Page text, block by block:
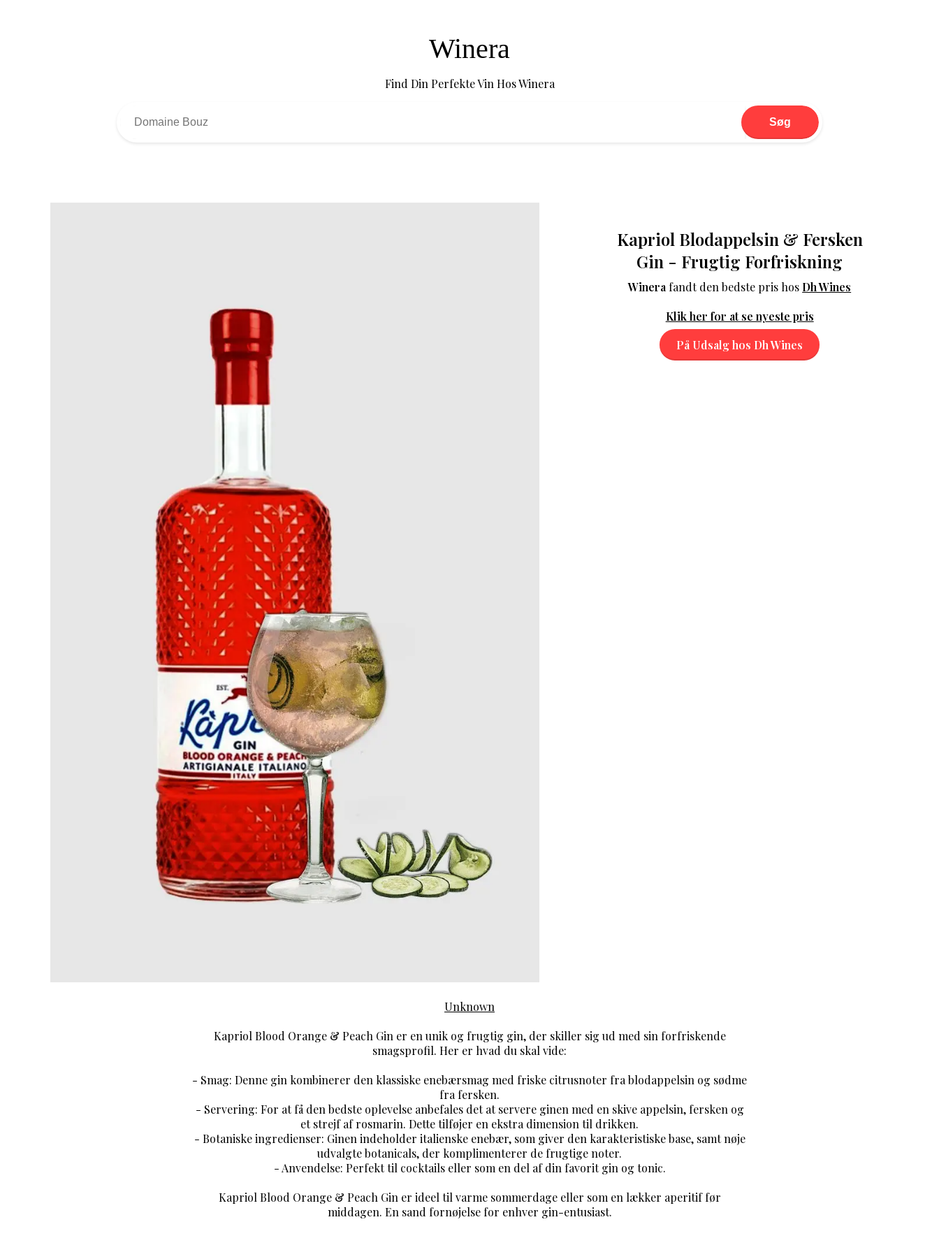
Winera
Find Din Perfekte Vin Hos Winera
Søg
Kapriol Blodappelsin & Fersken
Gin - Frugtig Forfriskning
Winera fandt den bedste pris hos Dh Wines
Klik her for at se nyeste pris
På Udsalg hos Dh Wines
Unknown
Kapriol Blood Orange & Peach Gin er en unik og frugtig gin, der skiller sig ud med sin forfriskende
smagsprofil. Her er hvad du skal vide:
- Smag: Denne gin kombinerer den klassiske enebærsmag med friske citrusnoter fra blodappelsin og sødme
fra fersken.
- Servering: For at få den bedste oplevelse anbefales det at servere ginen med en skive appelsin, fersken og
et strejf af rosmarin. Dette tilføjer en ekstra dimension til drikken.
- Botaniske ingredienser: Ginen indeholder italienske enebær, som giver den karakteristiske base, samt nøje
udvalgte botanicals, der komplimenterer de frugtige noter.
- Anvendelse: Perfekt til cocktails eller som en del af din favorit gin og tonic.
Kapriol Blood Orange & Peach Gin er ideel til varme sommerdage eller som en lækker aperitif før
middagen. En sand fornøjelse for enhver gin-entusiast.